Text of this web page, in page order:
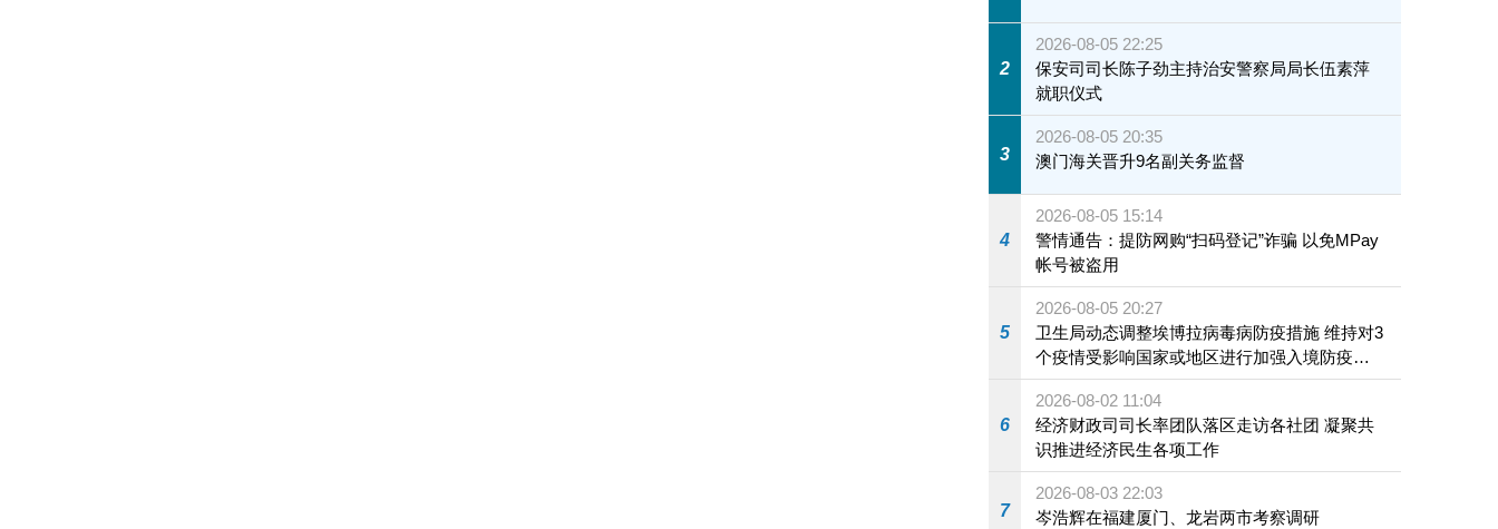
2
2026-08-05 22:25
保安司司长陈子劲主持治安警察局局长伍素萍
就职仪式
3
2026-08-05 20:35
澳门海关晋升9名副关务监督
4
2026-08-05 15:14
警情通告：提防网购“扫码登记”诈骗 以免MPay
帐号被盗用
5
2026-08-05 20:27
卫生局动态调整埃博拉病毒病防疫措施 维持对3
个疫情受影响国家或地区进行加强入境防疫措
施
6
2026-08-02 11:04
经济财政司司长率团队落区走访各社团 凝聚共
识推进经济民生各项工作
7
2026-08-03 22:03
岑浩辉在福建厦门、龙岩两市考察调研